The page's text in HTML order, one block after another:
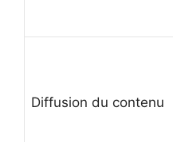
Diffusion du contenu